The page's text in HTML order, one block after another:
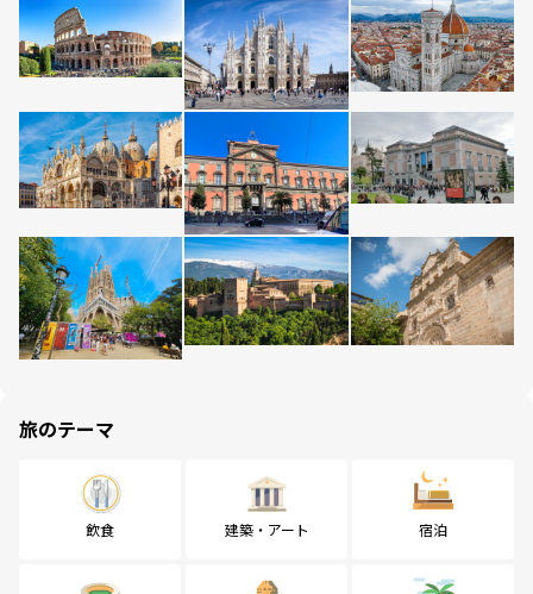
旅のテーマ
飲食 建築・アート 宿泊